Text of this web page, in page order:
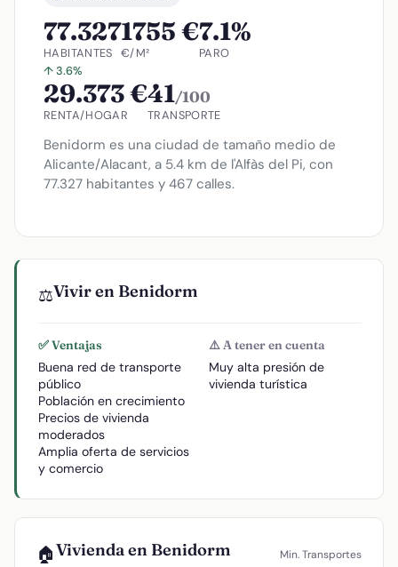
77.327
HABITANTES
↑ 3.6%
1755 €
€/M²
7.1%
PARO
29.373 €
RENTA/HOGAR
41/100
TRANSPORTE
Benidorm es una ciudad de tamaño medio de
Alicante/Alacant, a 5.4 km de l'Alfàs del Pi, con
77.327 habitantes y 467 calles.
⚖️Vivir en Benidorm
✅ Ventajas
Buena red de transporte
público
Población en crecimiento
Precios de vivienda
moderados
Amplia oferta de servicios
y comercio
⚠️ A tener en cuenta
Muy alta presión de
vivienda turística
🏠Vivienda en Benidorm Min. Transportes